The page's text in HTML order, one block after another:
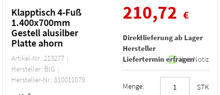
Klapptisch 4-Fuß
1.400x700mm
Gestell alusilber
Platte ahorn
Artikel-Nr.: 213277
Hersteller: BIG
Hersteller-Nr.: 810011079
210,72 €
Direktlieferung ab Lager
Hersteller
Liefertermin erfragenIhre Notiz
Menge: STK